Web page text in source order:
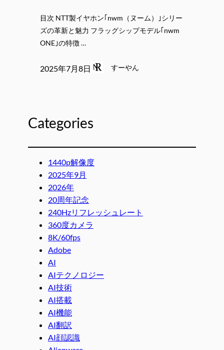
目次 NTT製イヤホン｢nwm（ヌーム）｣シリー
ズの革新と魅力 フラッグシップモデル｢nwm
ONE｣の特徴 …
2025年7月8日 すーやん
Categories
1440p解像度
2025年9月
2026年
20周年記念
240Hzリフレッシュレート
360度カメラ
8K/60fps
Adobe
AI
AIテクノロジー
AI技術
AI搭載
AI機能
AI翻訳
AI顔認識